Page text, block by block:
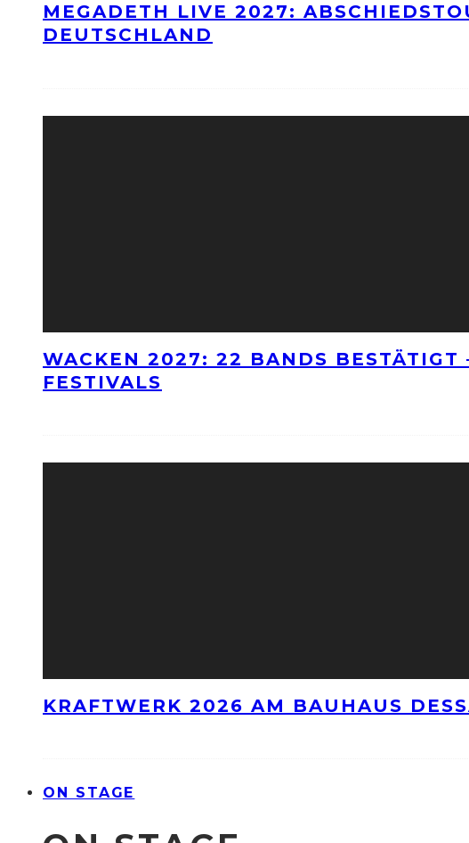
MEGADETH LIVE 2027:
DEUTSCHLAND
WACKEN 2027: 22 BANDS BESTÄTIGT
FESTIVALS
KRAFTWERK 2026 AM BAUHAUS
ON STAGE